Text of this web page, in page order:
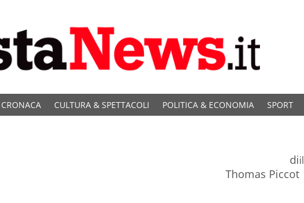
CRONACA CULTURA & SPETTACOLI POLITICA & ECONOMIA SPORT
di
Thomas Piccot
il